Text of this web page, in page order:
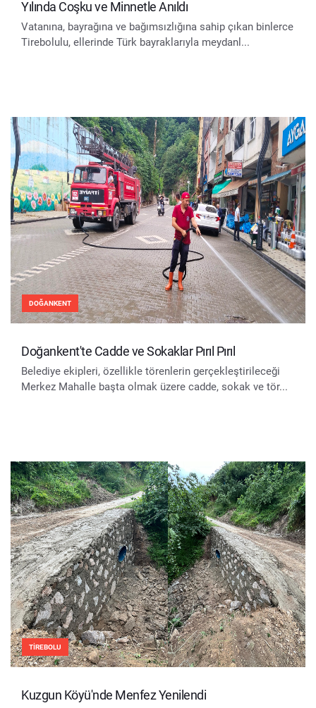
Yılında Coşku ve Minnetle Anıldı
Vatanına, bayrağına ve bağımsızlığına sahip çıkan binlerce
Tirebolulu, ellerinde Türk bayraklarıyla meydanl...
DOĞANKENT
Doğankent'te Cadde ve Sokaklar Pırıl Pırıl
Belediye ekipleri, özellikle törenlerin gerçekleştirileceği
Merkez Mahalle başta olmak üzere cadde, sokak ve tör...
TIREBOLU
Kuzgun Köyü'nde Menfez Yenilendi